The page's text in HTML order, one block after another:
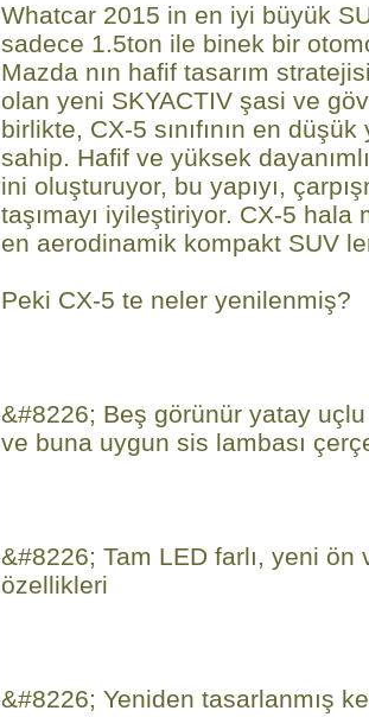
Whatcar 2015 in en iyi büyük
sadece 1.5ton ile binek bir
Mazda nın hafif tasarım
olan yeni SKYACTIV şasi ve
birlikte, CX-5 sınıfının en düşük
sahip. Hafif ve yüksek
ini oluşturuyor, bu yapıyı,
taşımayı iyileştiriyor. CX-5
en aerodinamik kompakt SUV
Peki CX-5 te neler yenilenmiş?
&#8226; Beş görünür yatay
ve buna uygun sis lambası
&#8226; Tam LED farlı, yeni ön
özellikleri
&#8226; Yeniden tasarlanmış